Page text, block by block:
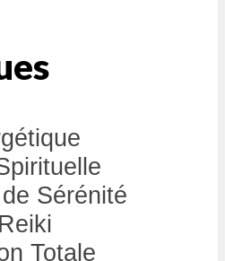
Sérénité
Totale